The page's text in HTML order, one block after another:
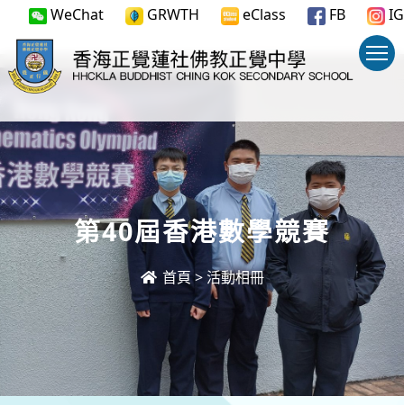
WeChat GRWTH eClass FB IG
第40屆香港數學競賽
首頁 > 活動相冊